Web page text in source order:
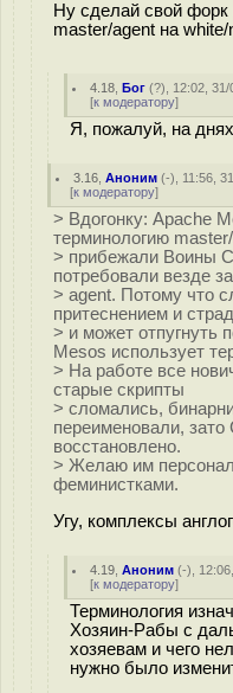
Ну сделай свой форк
master/agent на
4.18 ,Бог (?), 12:02, 31/
[к модератору]
Я, пожалуй, на
3.16 ,Аноним (-), 11:56,
[к модератору]
> Вдогонку: Apache
терминологию
> прибежали Воины
потребовали везде
> agent. Потому что
притеснением и
> и может отпугнуть
Mesos использует
> На работе все
старые скрипты
> сломались,
переименовали,
восстановлено.
> Желаю им
феминистками.
Угу, комплексы
4.19 ,Аноним (-),
[к модератору]
Терминология
Хозяин-Рабы с
хозяевам и чего
нужно было